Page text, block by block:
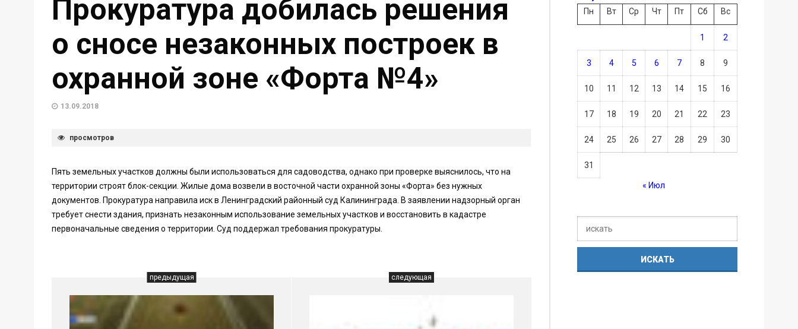
Прокуратура добилась решения
о сносе незаконных построек в
охранной зоне «Форта №4»
13.09.2018
просмотров
Пять земельных участков должны были использоваться для садоводства, однако при проверке выяснилось, что на
территории строят блок-секции. Жилые дома возвели в восточной части охранной зоны «Форта» без нужных
документов. Прокуратура направила иск в Ленинградский районный суд Калининграда. В заявлении надзорный орган
требует снести здания, признать незаконным использование земельных участков и восстановить в кадастре
первоначальные сведения о территории. Суд поддержал требования прокуратуры.
предыдущая следующая
Пн
Вт Ср Чт Пт Сб Вс
1 2
3 4 5 6 7 8 9
10 11 12 13 14 15 16
17 18 19 20 21 22 23
24 25 26 27 28 29 30
31
« Июл